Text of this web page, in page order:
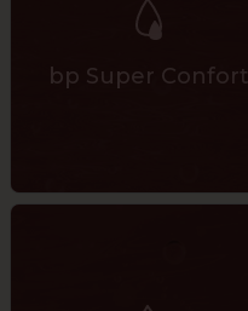
bp Super Confort